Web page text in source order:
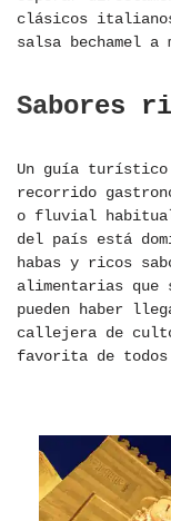
clásicos
salsa bechamel a
Sabores
Un guía turístico
recorrido
o fluvial
del país está
habas y ricos
alimentarias que
pueden haber
callejera de
favorita de